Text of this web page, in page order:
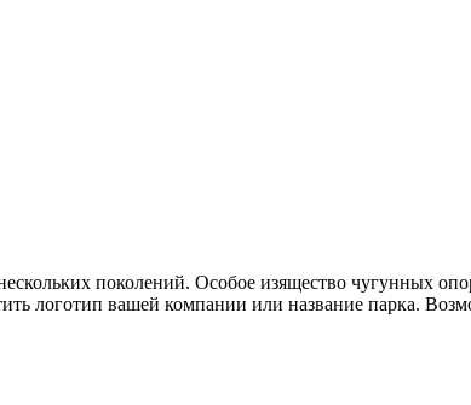
поколений. Особое изящество чугунных
логотип вашей компании или название парка.